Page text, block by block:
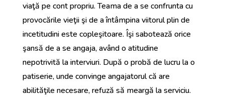
viaţă pe cont propriu. Teama de a se confrunta cu
provocările vieţii şi de a întâmpina viitorul plin de
incetitudini este copleşitoare. Îşi sabotează orice
şansă de a se angaja, având o atitudine
nepotrivită la interviuri. După o probă de lucru la o
patiserie, unde convinge angajatorul că are
abilităţile necesare, refuză să meargă la serviciu.